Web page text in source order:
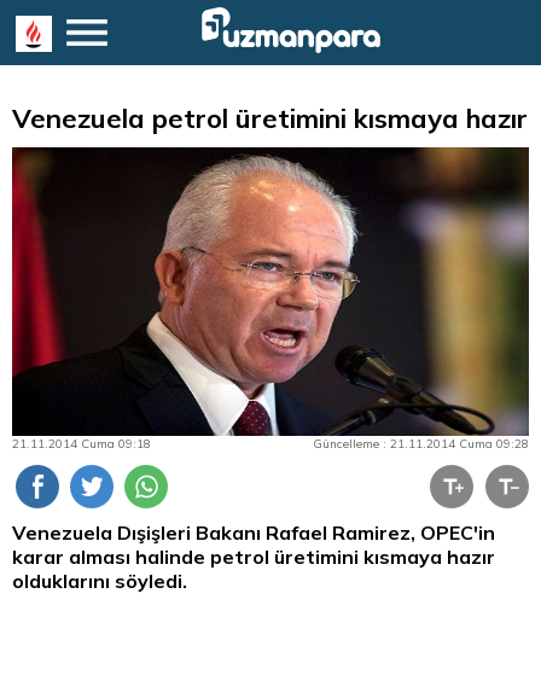
Venezuela petrol üretimini kısmaya hazır
21.11.2014 Cuma 09:18 Güncelleme : 21.11.2014 Cuma 09:28
Venezuela Dışişleri Bakanı Rafael Ramirez, OPEC'in
karar alması halinde petrol üretimini kısmaya hazır
olduklarını söyledi.